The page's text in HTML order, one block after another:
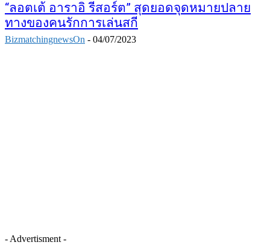
“ลอตเต้ อาราอิ รีสอร์ต” สุดยอดจุดหมายปลาย
ทางของคนรักการเล่นสกี
BizmatchingnewsOn - 04/07/2023
- Advertisment -